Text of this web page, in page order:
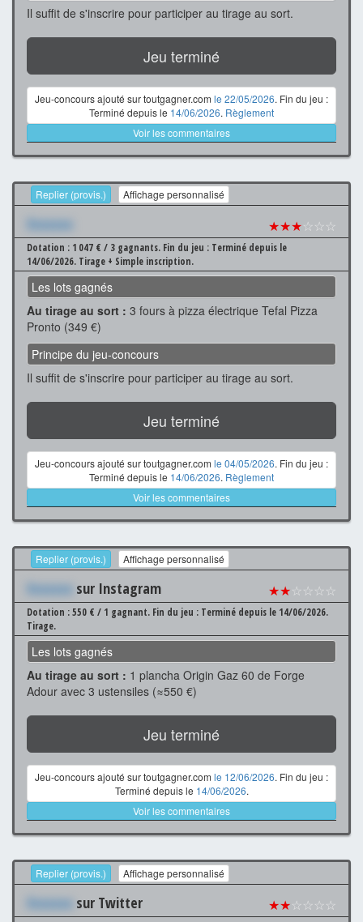
Il suffit de s'inscrire pour participer au tirage au sort.
Jeu terminé
Jeu-concours ajouté sur toutgagner.com le 22/05/2026. Fin du jeu :
Terminé depuis le 14/06/2026. Règlement
Voir les commentaires
Replier (provis.) Affichage personnalisé
Xxxxxxx ★★★☆☆☆
Dotation : 1 047 € / 3 gagnants. Fin du jeu : Terminé depuis le
14/06/2026. Tirage + Simple inscription.
Les lots gagnés
Au tirage au sort : 3 fours à pizza électrique Tefal Pizza
Pronto (349 €)
Principe du jeu-concours
Il suffit de s'inscrire pour participer au tirage au sort.
Jeu terminé
Jeu-concours ajouté sur toutgagner.com le 04/05/2026. Fin du jeu :
Terminé depuis le 14/06/2026. Règlement
Voir les commentaires
Replier (provis.) Affichage personnalisé
Xxxxxxx sur Instagram ★★☆☆☆☆
Dotation : 550 € / 1 gagnant. Fin du jeu : Terminé depuis le 14/06/2026.
Tirage.
Les lots gagnés
Au tirage au sort : 1 plancha Origin Gaz 60 de Forge
Adour avec 3 ustensiles (≈550 €)
Jeu terminé
Jeu-concours ajouté sur toutgagner.com le 12/06/2026. Fin du jeu :
Terminé depuis le 14/06/2026.
Voir les commentaires
Replier (provis.) Affichage personnalisé
Xxxxxxx sur Twitter ★★☆☆☆☆